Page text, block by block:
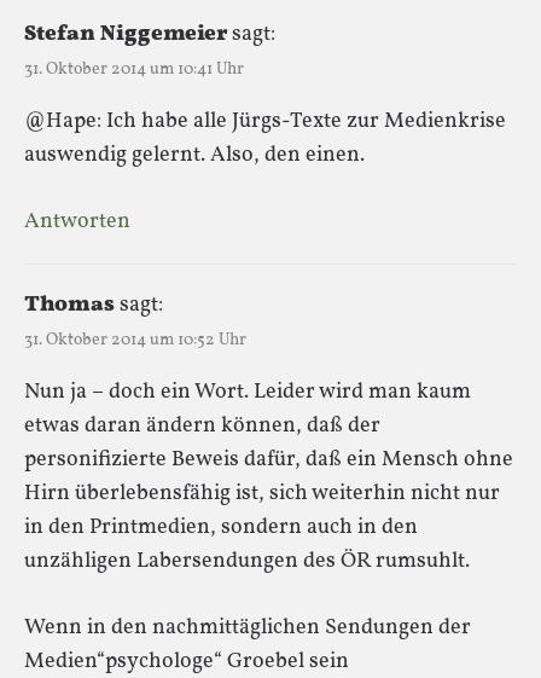
Stefan Niggemeiersagt:
31. Oktober 2014 um 10:41 Uhr
@Hape: Ich habe alle Jürgs-Texte zur Medienkrise
auswendig gelernt. Also, den einen.
Antworten
Thomassagt:
31. Oktober 2014 um 10:52 Uhr
Nun ja – doch ein Wort. Leider wird man kaum
etwas daran ändern können, daß der
personifizierte Beweis dafür, daß ein Mensch ohne
Hirn überlebensfähig ist, sich weiterhin nicht nur
in den Printmedien, sondern auch in den
unzähligen Labersendungen des ÖR rumsuhlt.
Wenn in den nachmittäglichen Sendungen der
Medien“psychologe“ Groebel sein